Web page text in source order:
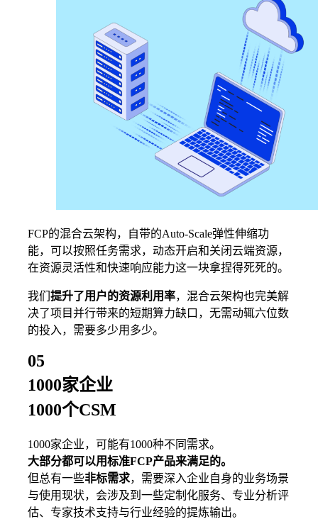
FCP的混合云架构，自带的Auto-Scale弹性伸缩功
能，可以按照任务需求，动态开启和关闭云端资源，
在资源灵活性和快速响应能力这一块拿捏得死死的。
我们 提升了用户的资源利用率，混合云架构也完美解
决了项目并行带来的短期算力缺口，无需动辄六位数
的投入，需要多少用多少。
05
1000家企业
1000个CSM
1000家企业，可能有1000种不同需求。
大部分都可以用标准FCP产品来满足的。
但总有一些非标需求，需要深入企业自身的业务场景
与使用现状，会涉及到一些定制化服务、专业分析评
估、专家技术支持与行业经验的提炼输出。